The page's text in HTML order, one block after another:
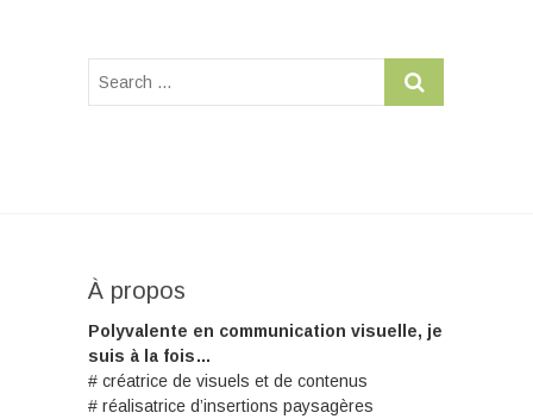
À propos
Polyvalente en communication visuelle, je
suis à la fois…
# créatrice de visuels et de contenus
# réalisatrice d’insertions paysagères